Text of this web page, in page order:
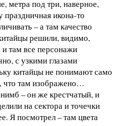
метра под три, наверное,
икона-то
– а там качество
решили, видимо,
там все персонажи
с узкими глазами
китайцы не понимают само
что там изображено…
– он же крестчатый, и
на сектора и точечки
Я посмотрел – там цвета